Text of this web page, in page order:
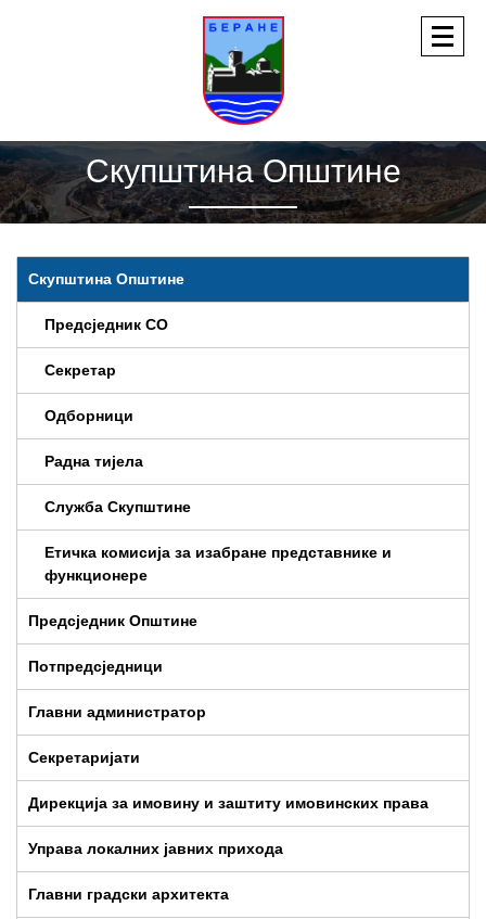
Скупштина Општине
Скупштина Општине
Предсједник СО
Секретар
Одборници
Радна тијела
Служба Скупштине
Етичка комисија за изабране представнике и
функционере
Предсједник Општине
Потпредсједници
Главни администратор
Секретаријати
Дирекција за имовину и заштиту имовинских права
Управа локалних јавних прихода
Главни градски архитекта